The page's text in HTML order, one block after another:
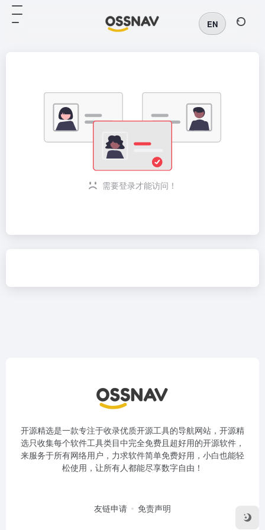
EN
需要登录才能访问！
开源精选是一款专注于收录优质开源工具的导航网站，开源精
选只收集每个软件工具类目中完全免费且超好用的开源软件，
来服务于所有网络用户，力求软件简单免费好用，小白也能轻
松使用，让所有人都能尽享数字自由！
友链申请 免责声明